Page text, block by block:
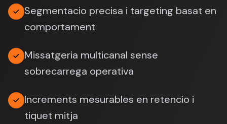
Segmentacio precisa i targeting basat en
comportament
Missatgeria multicanal sense
sobrecarrega operativa
Increments mesurables en retencio i
tiquet mitja